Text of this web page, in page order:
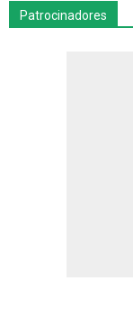
Patrocinadores